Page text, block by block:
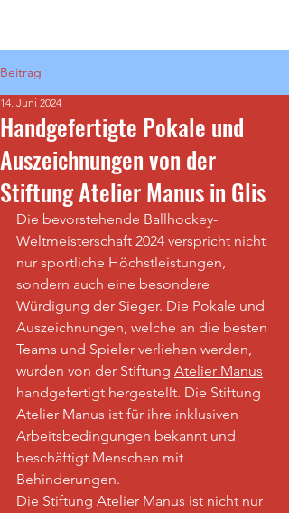
Beitrag
Handgefertigte Pokale und
Auszeichnungen von der
Stiftung Atelier Manus in Glis
14. Juni 2024
Die bevorstehende Ballhockey-
Weltmeisterschaft 2024 verspricht nicht
nur sportliche Höchstleistungen,
sondern auch eine besondere
Würdigung der Sieger. Die Pokale und
Auszeichnungen, welche an die besten
Teams und Spieler verliehen werden,
wurden von der Stiftung Atelier Manus
handgefertigt hergestellt. Die Stiftung
Atelier Manus ist für ihre inklusiven
Arbeitsbedingungen bekannt und
beschäftigt Menschen mit
Behinderungen.
Die Stiftung Atelier Manus ist nicht nur